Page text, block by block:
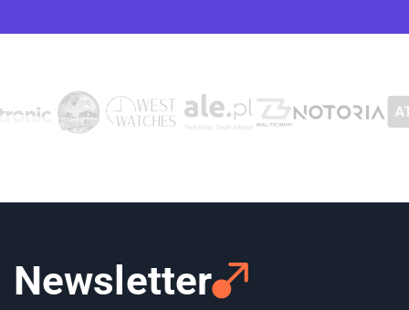
Newsletter